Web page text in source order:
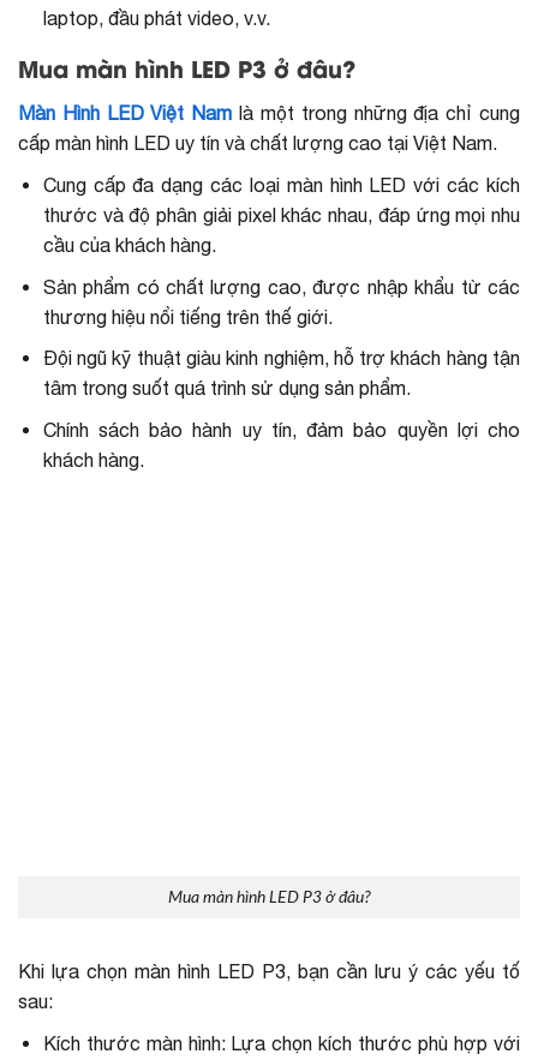
laptop, đầu phát video, v.v.
Mua màn hình LED P3 ở đâu?
Màn Hình LED Việt Nam là một trong những địa chỉ cung
cấp màn hình LED uy tín và chất lượng cao tại Việt Nam.
Cung cấp đa dạng các loại màn hình LED với các kích
thước và độ phân giải pixel khác nhau, đáp ứng mọi nhu
cầu của khách hàng.
Sản phẩm có chất lượng cao, được nhập khẩu từ các
thương hiệu nổi tiếng trên thế giới.
Đội ngũ kỹ thuật giàu kinh nghiệm, hỗ trợ khách hàng tận
tâm trong suốt quá trình sử dụng sản phẩm.
Chính sách bảo hành uy tín, đảm bảo quyền lợi cho
khách hàng.
Mua màn hình LED P3 ở đâu?
Khi lựa chọn màn hình LED P3, bạn cần lưu ý các yếu tố
sau:
Kích thước màn hình: Lựa chọn kích thước phù hợp với